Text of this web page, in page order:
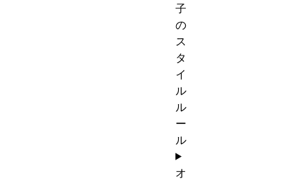
子
の
ス
タ
イ
ル
ル
ー
ル
オ